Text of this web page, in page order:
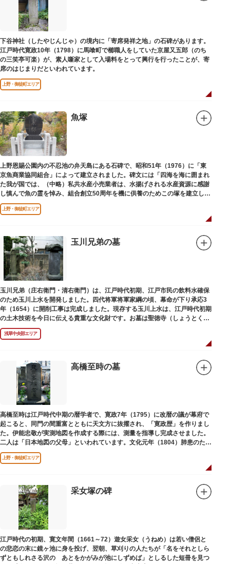
下谷神社（したやじんじゃ）の境内に「寄席発祥之地」の石碑があります。
江戸時代寛政10年（1798）に馬喰町で櫛職人をしていた京屋又五郎（のち
の三笑亭可楽）が、素人噺家として入場料をとって興行を行ったことが、寄
席のはじまりだといわれています。
上野・御徒町エリア
魚塚
上野恩賜公園内の不忍池の弁天島にある石碑で、昭和51年（1976）に「東
京魚商業協同組合」によって建立されました。碑文には「四海を海に囲まれ
た我が国では、（中略）私共水産小売業者は、水揚げされる水産資源に感謝
し慎んで魚の霊を悼み、組合創立50周年を機に供養のためこの塚を建立しま
す」とあります。
上野・御徒町エリア
玉川兄弟の墓
玉川兄弟（庄右衛門・清右衛門）は、江戸時代初期、江戸市民の飲料水確保
のため玉川上水を開発しました。四代将軍将軍家綱の頃、幕命が下り承応3
年（1654）に開削工事は完成しました。現存する玉川上水は、江戸時代初期
の土木技術を今日に伝える貴重な文化財です。お墓は聖徳寺（しょうとく
じ）にあります。
浅草中央部エリア
高橋至時の墓
高橋至時は江戸時代中期の暦学者で、寛政7年（1795）に改暦の議が幕府で
起こると、同門の間重富とともに天文方に抜擢され、「寛政歴」を作りまし
た。伊能忠敬が実測地図を作成する際には、測量を指導し完成させました。
二人は「日本地図の父母」といわれています。文化元年（1804）肺患のため
没しました。お墓は源空寺（げんくうじ）にあります。
上野・御徒町エリア
采女塚の碑
江戸時代の初期、寛文年間（1661～72）遊女采女（うねめ）は若い僧侶と
の悲恋の末に鏡ヶ池に身を投げ、翌朝、草刈りの人たちが「名をそれとしら
ずともしれさる沢の あとをかがみが池にしずめば」としるした短冊を見つ